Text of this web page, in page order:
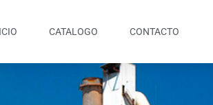
CATALOGO CONTACTO